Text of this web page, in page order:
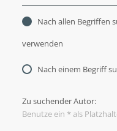
Nach allen Begriffen
verwenden
Nach einem Begriff
Zu suchender Autor:
Benutze ein * als